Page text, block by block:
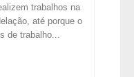
trabalhos na
até porque o
de trabalho...